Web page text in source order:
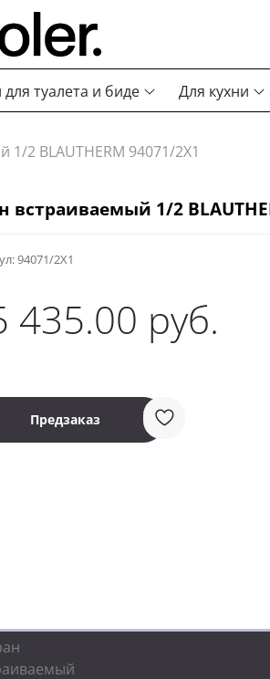
туалета и биде Для кухни
2 BLAUTHERM 94071/2X1
94071/2X1
встраиваемый 1/2
435.00 руб.
Предзаказ